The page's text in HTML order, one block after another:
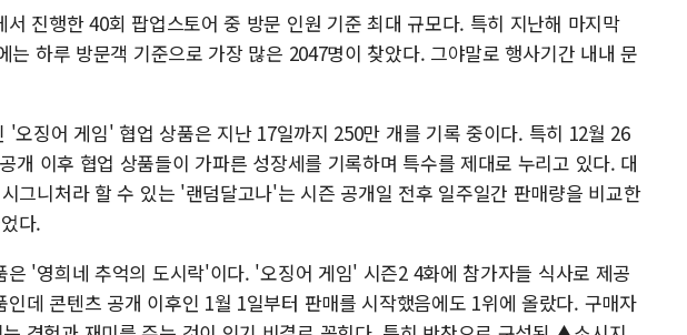
진행한 40회 팝업스토어 중 방문 인원 기준 최대 규모다. 특히 지난해 마지막
는 하루 방문객 기준으로 가장 많은 2047명이 찾았다. 그야말로 행사기간 내내 문
'오징어 게임' 협업 상품은 지난 17일까지 250만 개를 기록 중이다. 특히 12월 26
개 이후 협업 상품들이 가파른 성장세를 기록하며 특수를 제대로 누리고 있다. 대
그니처라 할 수 있는 '랜덤달고나'는 시즌 공개일 전후 일주일간 판매량을 비교한
다.
은 '영희네 추억의 도시락'이다. '오징어 게임' 시즌2 4화에 참가자들 식사로 제공
데 콘텐츠 공개 이후인 1월 1일부터 판매를 시작했음에도 1위에 올랐다. 구매자